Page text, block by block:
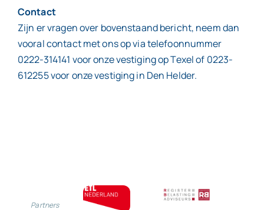
Contact
Zijn er vragen over bovenstaand bericht, neem dan
vooral contact met ons op via telefoonnummer
0222-314141 voor onze vestiging op Texel of 0223-
612255 voor onze vestiging in Den Helder.
Partners